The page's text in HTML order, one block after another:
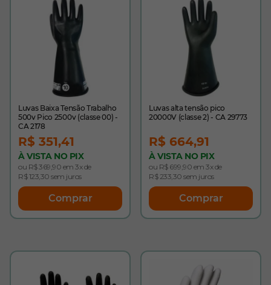
Luvas Baixa Tensão Trabalho
500v Pico 2500v (classe 00) -
CA 2178
R$ 351,41
À VISTA NO PIX
ou R$ 369,90 em 3x de
R$ 123,30 sem juros
Comprar
Luvas alta tensão pico
20000V (classe 2) - CA 29773
R$ 664,91
À VISTA NO PIX
ou R$ 699,90 em 3x de
R$ 233,30 sem juros
Comprar